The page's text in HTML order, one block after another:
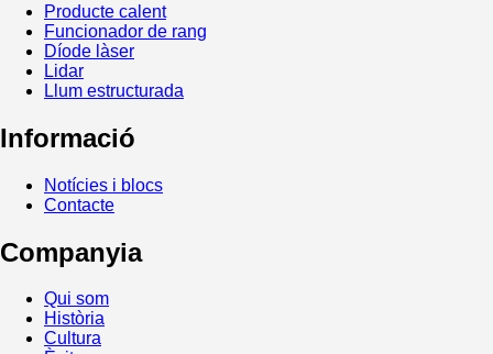
Producte calent
Funcionador de rang
Díode làser
Lidar
Llum estructurada
Informació
Notícies i blocs
Contacte
Companyia
Qui som
Història
Cultura